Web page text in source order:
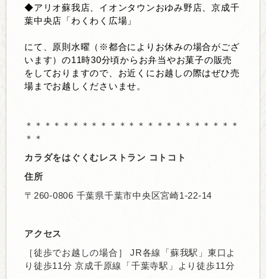
◆アリオ蘇我店、イオンタウンおゆみ野店、京成千
葉中央店「わくわく広場」
にて、原則水曜（※都合によりお休みの場合がござ
います）の11時30分頃からお弁当やお菓子の販売
をしておりますので、お近くにお越しの際はぜひ売
場までお越しくださいませ。
＊＊＊＊＊＊＊＊＊＊＊＊＊＊＊＊＊＊＊＊＊＊＊
＊＊
カラダをはぐくむレストラン コトコト
住所
〒260-0806 千葉県千葉市中央区宮崎1-22-14
アクセス
［徒歩でお越しの場合］ JR各線「蘇我駅」東口よ
り徒歩11分 京成千原線「千葉寺駅」より徒歩11分